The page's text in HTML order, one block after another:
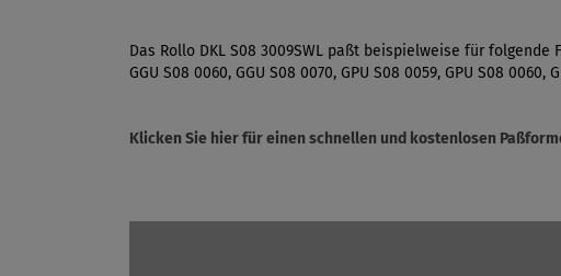
Das Rollo DKL S08 3009SWL paßt beispielweise für folgende
GGU S08 0060, GGU S08 0070, GPU S08 0059, GPU S08 0060,
Klicken Sie hier für einen schnellen und kostenlosen